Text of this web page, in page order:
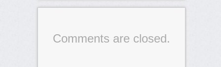
Comments are closed.